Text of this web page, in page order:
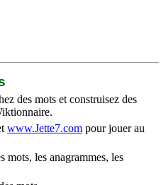
des mots et construisez des
www.Jette7.com pour jouer au
mots, les anagrammes, les